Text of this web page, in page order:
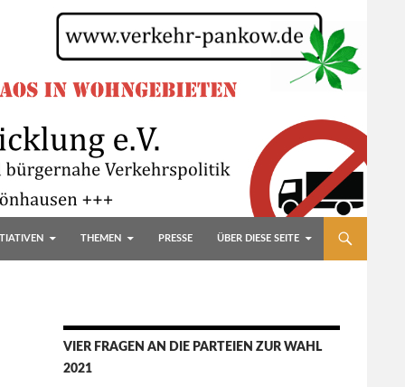
THEMEN PRESSE ÜBER DIESE SEITE
VIER FRAGEN AN DIE PARTEIEN ZUR WAHL
2021